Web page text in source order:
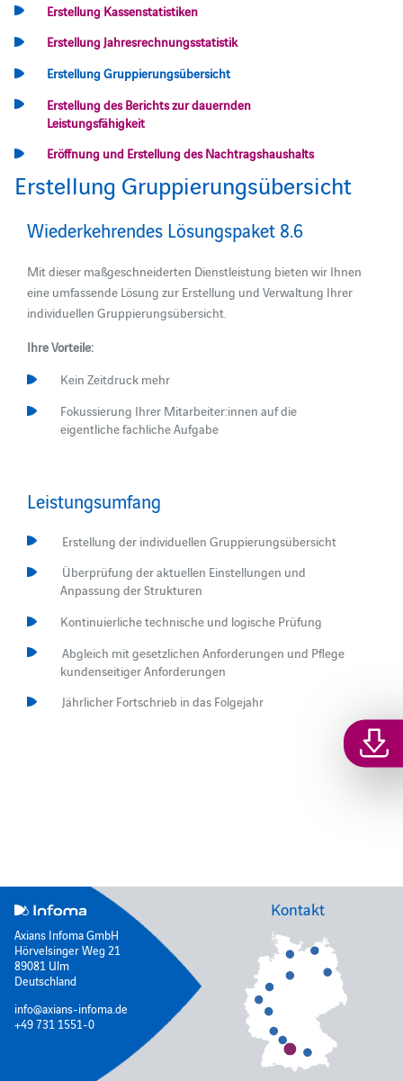
Erstellung Kassenstatistiken
Erstellung Jahresrechnungsstatistik
Erstellung Gruppierungsübersicht
Erstellung des Berichts zur dauernden
Leistungsfähigkeit
Eröffnung und Erstellung des Nachtragshaushalts
Erstellung Gruppierungsübersicht
Wiederkehrendes Lösungspaket 8.6
Mit dieser maßgeschneiderten Dienstleistung bieten wir Ihnen
eine umfassende Lösung zur Erstellung und Verwaltung Ihrer
individuellen Gruppierungsübersicht.
Ihre Vorteile:
Kein Zeitdruck mehr
Fokussierung Ihrer Mitarbeiter:innen auf die
eigentliche fachliche Aufgabe
Leistungsumfang
Erstellung der individuellen Gruppierungsübersicht
Überprüfung der aktuellen Einstellungen und
Anpassung der Strukturen
Kontinuierliche technische und logische Prüfung
Abgleich mit gesetzlichen Anforderungen und Pflege
kundenseitiger Anforderungen
Jährlicher Fortschrieb in das Folgejahr
Axians Infoma GmbH
Hörvelsinger Weg 21
89081 Ulm
Deutschland
info@axians-infoma.de
+49 731 1551-0
Kontakt